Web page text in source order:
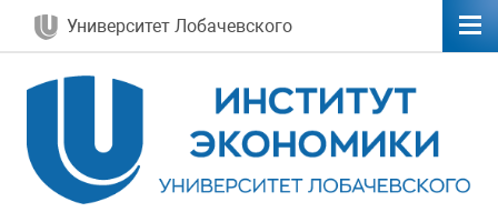
Университет Лобачевского